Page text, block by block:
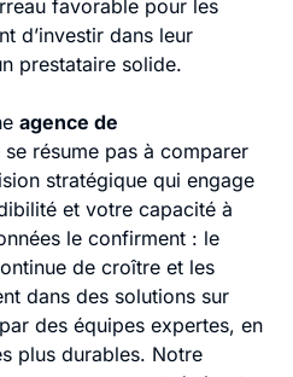
favorable pour les
d’investir dans leur
prestataire solide.
agence de
résume pas à comparer
stratégique qui engage
et votre capacité à
le confirment : le
de croître et les
dans des solutions sur
des équipes expertes, en
plus durables. Notre